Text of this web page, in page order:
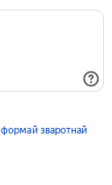
формай зваротнай